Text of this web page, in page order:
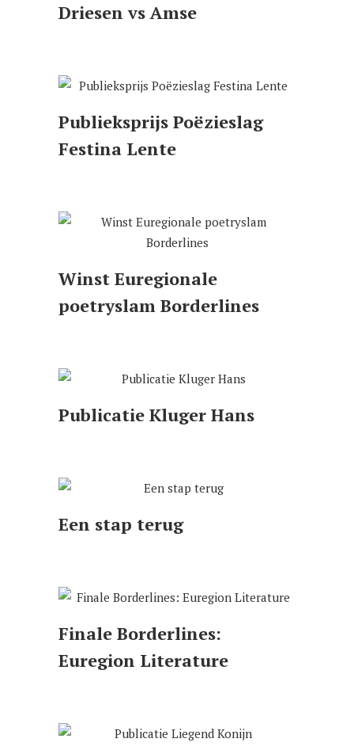
Driesen vs Amse
Publieksprijs Poëzieslag
Festina Lente
Winst Euregionale
poetryslam Borderlines
Publicatie Kluger Hans
Een stap terug
Finale Borderlines:
Euregion Literature